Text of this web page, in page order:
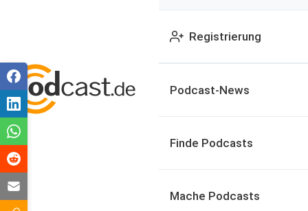
Registrierung
Podcast-News
Finde Podcasts
Mache Podcasts